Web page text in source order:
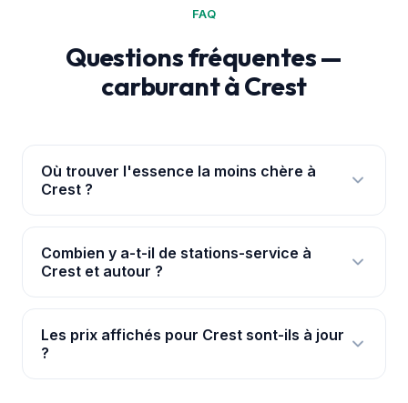
FAQ
Questions fréquentes —
carburant à Crest
Où trouver l'essence la moins chère à
Crest ?
géolocalise à Crest et classe les 5 stations par prix
réel, avec les ruptures signalées. Les prix viennent
Combien y a-t-il de stations-service à
Crest et autour ?
environs immédiats, avec leurs prix mis à jour en
continu pour chaque carburant.
Les prix affichés pour Crest sont-ils à jour
?